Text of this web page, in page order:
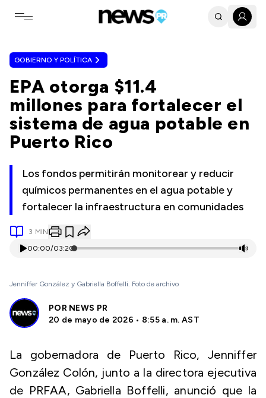
Toggle navigation menu
GOBIERNO Y POLÍTICA
EPA otorga $11.4
millones para fortalecer el
sistema de agua potable en
Puerto Rico
Los fondos permitirán monitorear y reducir
químicos permanentes en el agua potable y
fortalecer la infraestructura en comunidades
3 MIN
00:00/03:20
Jenniffer González y Gabriella Boffelli. Foto de archivo
POR NEWS PR
20 de mayo de 2026 • 8:55 a. m. AST
La gobernadora de Puerto Rico, Jenniffer
González Colón, junto a la directora ejecutiva
de PRFAA, Gabriella Boffelli, anunció que la